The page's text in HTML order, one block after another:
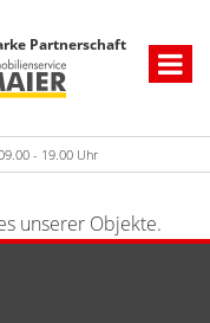
Partnerschaft
- 19.00 Uhr
unserer Objekte.